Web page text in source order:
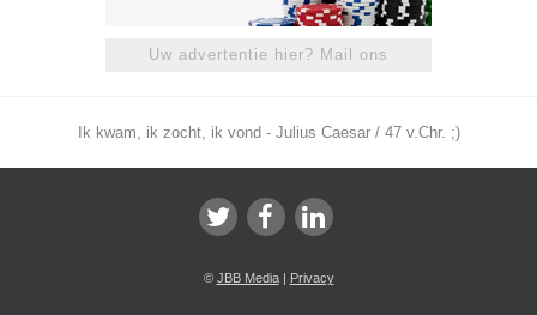
Uw advertentie hier? Mail ons
Ik kwam, ik zocht, ik vond - Julius Caesar / 47 v.Chr. ;)
© JBB Media| Privacy